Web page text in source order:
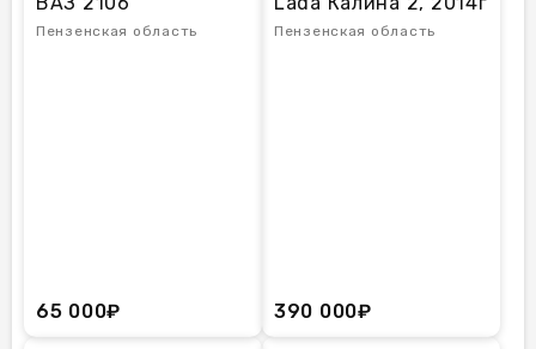
Пензенская область
65 000₽
Пензенская область
390 000₽